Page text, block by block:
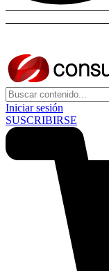
Iniciar sesión
SUSCRIBIRSE